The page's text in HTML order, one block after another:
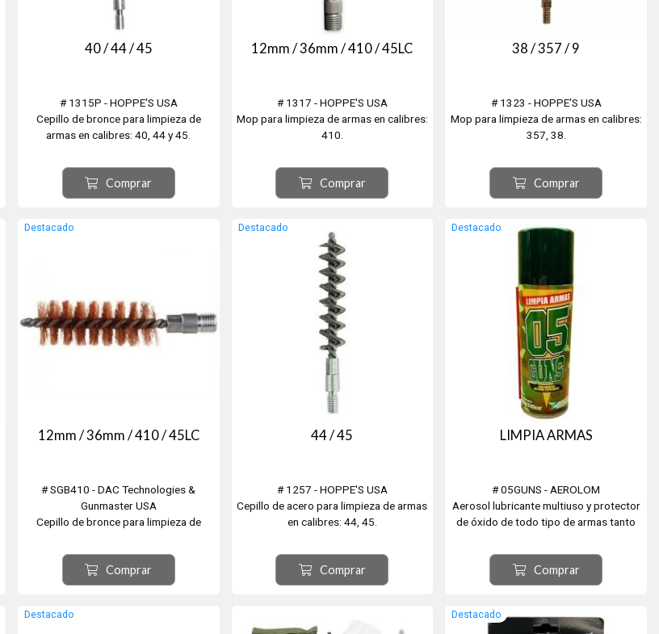
40 / 44 / 45
# 1315P - HOPPE'S USA
Cepillo de bronce para limpieza de
armas en calibres: 40, 44 y 45.
Comprar
12mm / 36mm / 410 / 45LC
# 1317 - HOPPE'S USA
Mop para limpieza de armas en calibres:
410.
Comprar
38 / 357 / 9
# 1323 - HOPPE'S USA
Mop para limpieza de armas en calibres:
357, 38.
Comprar
Destacado
12mm / 36mm / 410 / 45LC
# SGB410 - DAC Technologies &
Gunmaster USA
Cepillo de bronce para limpieza de
Comprar
Destacado
44 / 45
# 1257 - HOPPE'S USA
Cepillo de acero para limpieza de armas
en calibres: 44, 45.
Comprar
Destacado
LIMPIA ARMAS
# 05GUNS - AEROLOM
Aerosol lubricante multiuso y protector
de óxido de todo tipo de armas tanto
prolongada acción residual. No congela
a bajas temperaturas y mantiene su
acción con el calor. Específico para
Destrabar y lubricar meca...
Comprar
Destacado Destacado